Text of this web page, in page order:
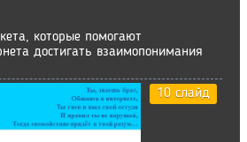
которые помогают
достигать взаимопонимания
10 слайд